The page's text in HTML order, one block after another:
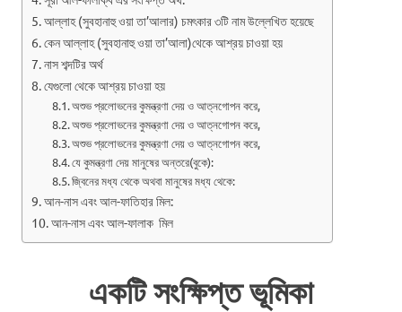
আল্লাহ (সুবহানাহু ওয়া তা’আলার) চমৎকার ৩টি নাম উল্লেখিত হয়েছে
কেন আল্লাহ (সুবহানাহু ওয়া তা’আলা)থেকে আশ্রয় চাওয়া হয়
নাস শব্দটির অর্থ
যেগুলো থেকে আশ্রয় চাওয়া হয়
অশুভ প্রলোভনের কুমন্ত্রণা দেয় ও আত্নগোপন করে,
অশুভ প্রলোভনের কুমন্ত্রণা দেয় ও আত্নগোপন করে,
অশুভ প্রলোভনের কুমন্ত্রণা দেয় ও আত্নগোপন করে,
যে কুমন্ত্রণা দেয় মানুষের অন্তরে(বুকে):
জ্বিনের মধ্য থেকে অথবা মানুষের মধ্য থেকে:
আন-নাস এবং আল-ফাতিহার মিল:
আন-নাস এবং আল-ফালাক মিল
একটি সংক্ষিপ্ত ভূমিকা